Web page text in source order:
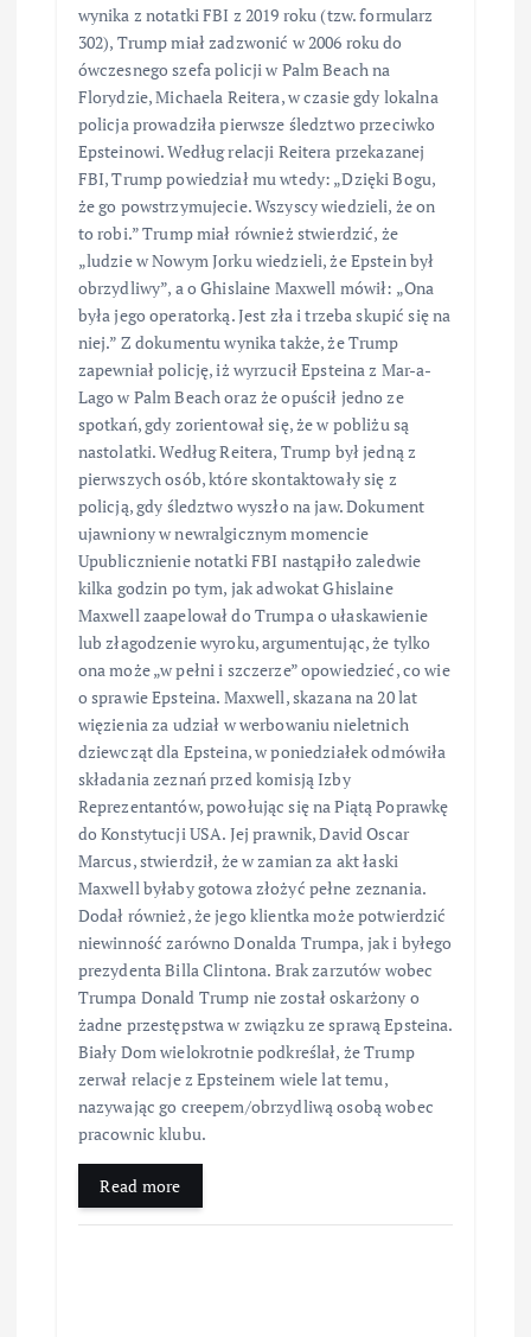
wynika z notatki FBI z 2019 roku (tzw. formularz
302), Trump miał zadzwonić w 2006 roku do
ówczesnego szefa policji w Palm Beach na
Florydzie, Michaela Reitera, w czasie gdy lokalna
policja prowadziła pierwsze śledztwo przeciwko
Epsteinowi. Według relacji Reitera przekazanej
FBI, Trump powiedział mu wtedy: „Dzięki Bogu,
że go powstrzymujecie. Wszyscy wiedzieli, że on
to robi.” Trump miał również stwierdzić, że
„ludzie w Nowym Jorku wiedzieli, że Epstein był
obrzydliwy”, a o Ghislaine Maxwell mówił: „Ona
była jego operatorką. Jest zła i trzeba skupić się na
niej.” Z dokumentu wynika także, że Trump
zapewniał policję, iż wyrzucił Epsteina z Mar-a-
Lago w Palm Beach oraz że opuścił jedno ze
spotkań, gdy zorientował się, że w pobliżu są
nastolatki. Według Reitera, Trump był jedną z
pierwszych osób, które skontaktowały się z
policją, gdy śledztwo wyszło na jaw. Dokument
ujawniony w newralgicznym momencie
Upublicznienie notatki FBI nastąpiło zaledwie
kilka godzin po tym, jak adwokat Ghislaine
Maxwell zaapelował do Trumpa o ułaskawienie
lub złagodzenie wyroku, argumentując, że tylko
ona może „w pełni i szczerze” opowiedzieć, co wie
o sprawie Epsteina. Maxwell, skazana na 20 lat
więzienia za udział w werbowaniu nieletnich
dziewcząt dla Epsteina, w poniedziałek odmówiła
składania zeznań przed komisją Izby
Reprezentantów, powołując się na Piątą Poprawkę
do Konstytucji USA. Jej prawnik, David Oscar
Marcus, stwierdził, że w zamian za akt łaski
Maxwell byłaby gotowa złożyć pełne zeznania.
Dodał również, że jego klientka może potwierdzić
niewinność zarówno Donalda Trumpa, jak i byłego
prezydenta Billa Clintona. Brak zarzutów wobec
Trumpa Donald Trump nie został oskarżony o
żadne przestępstwa w związku ze sprawą Epsteina.
Biały Dom wielokrotnie podkreślał, że Trump
zerwał relacje z Epsteinem wiele lat temu,
nazywając go creepem/obrzydliwą osobą wobec
pracownic klubu.
Read more